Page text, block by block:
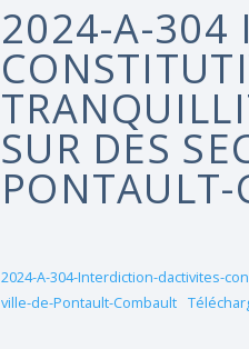
2024-A-304
SUR DES
2024-A-304-Interdiction-dactivites-
ville-de-Pontault-Combault